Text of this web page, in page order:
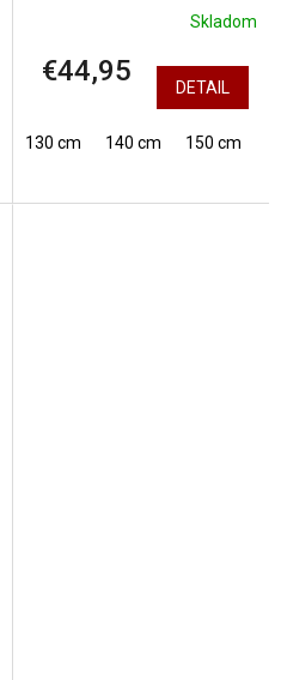
Skladom
€44,95 DETAIL
130 cm 140 cm 150 cm